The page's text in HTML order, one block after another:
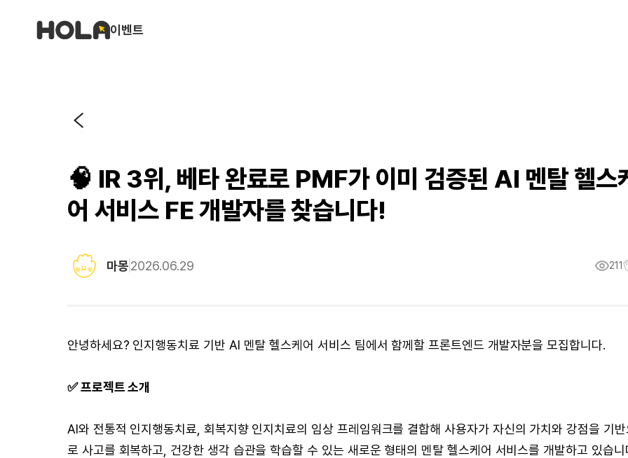
이벤트
🧠 IR 3위, 베타 완료로 PMF가 이미 검증된 AI 멘탈 헬스
어 서비스 FE 개발자를 찾습니다!
마몽2026.06.29 211
안녕하세요? 인지행동치료 기반 AI 멘탈 헬스케어 서비스 팀에서 함께할 프론트엔드 개발자분을 모집합니다.
✅ 프로젝트 소개
AI와 전통적 인지행동치료, 회복지향 인지치료의 임상 프레임워크를 결합해 사용자가 자신의 가치와 강점을 기반
로 사고를 회복하고, 건강한 생각 습관을 학습할 수 있는 새로운 형태의 멘탈 헬스케어 서비스를 개발하고 있습니